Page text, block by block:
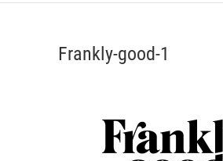
Frankly-good-1